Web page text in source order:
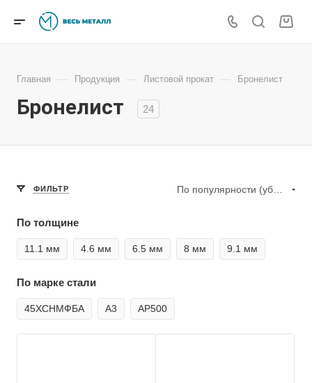
Главная — Продукция — Листовой прокат — Бронелист
Бронелист 24
ФИЛЬТР
По толщине
11.1 мм 4.6 мм 6.5 мм 8 мм 9.1 мм
По марке стали
45ХСНМФБА А3 АР500